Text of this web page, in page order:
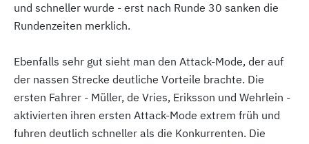
und schneller wurde - erst nach Runde 30 sanken die
Rundenzeiten merklich.
Ebenfalls sehr gut sieht man den Attack-Mode, der auf
der nassen Strecke deutliche Vorteile brachte. Die
ersten Fahrer - Müller, de Vries, Eriksson und Wehrlein -
aktivierten ihren ersten Attack-Mode extrem früh und
fuhren deutlich schneller als die Konkurrenten. Die